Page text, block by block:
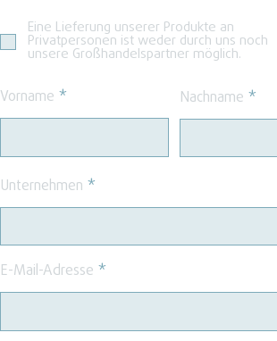
Eine Lieferung unserer Produkte an
Privatpersonen ist weder durch uns noch
unsere Großhandelspartner möglich.
Vorname Nachname
Unternehmen
E-Mail-Adresse